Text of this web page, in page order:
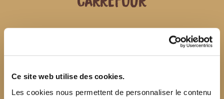
Ce site web utilise des cookies.
Les cookies nous permettent de personnaliser le contenu